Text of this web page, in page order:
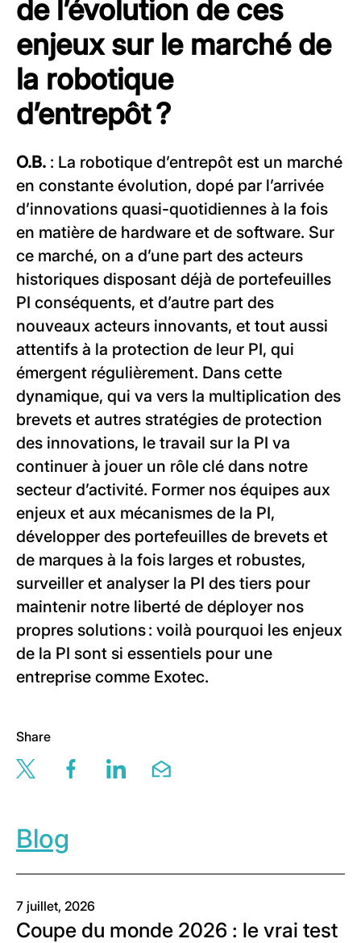
de l’évolution de ces
enjeux sur le marché de
la robotique
d’entrepôt ?
O.B. : La robotique d’entrepôt est un marché
en constante évolution, dopé par l’arrivée
d’innovations quasi-quotidiennes à la fois
en matière de hardware et de software. Sur
ce marché, on a d’une part des acteurs
historiques disposant déjà de portefeuilles
PI conséquents, et d’autre part des
nouveaux acteurs innovants, et tout aussi
attentifs à la protection de leur PI, qui
émergent régulièrement. Dans cette
dynamique, qui va vers la multiplication des
brevets et autres stratégies de protection
des innovations, le travail sur la PI va
continuer à jouer un rôle clé dans notre
secteur d’activité. Former nos équipes aux
enjeux et aux mécanismes de la PI,
développer des portefeuilles de brevets et
de marques à la fois larges et robustes,
surveiller et analyser la PI des tiers pour
maintenir notre liberté de déployer nos
propres solutions : voilà pourquoi les enjeux
de la PI sont si essentiels pour une
entreprise comme Exotec.
Share
Share this page via twitter
Share this page via facebook
Share this page via linkedin
Share this page via email
Blog
7 juillet, 2026
Coupe du monde 2026 : le vrai test